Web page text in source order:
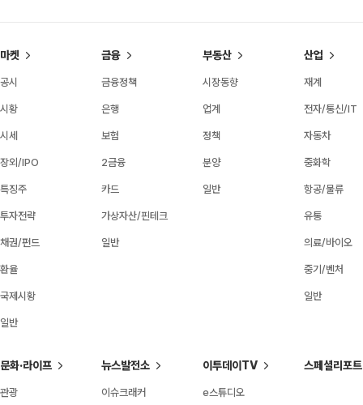
마켓
공시
시황
시세
장외/IPO
특징주
투자전략
채권/펀드
환율
국제시황
일반
금융
금융정책
은행
보험
2금융
카드
가상자산/핀테크
일반
부동산
시장동향
업계
정책
분양
일반
산업
재계
전자/통신/IT
자동차
중화학
항공/물류
유통
의료/바이오
중기/벤처
일반
문화·라이프
관광
뉴스발전소
이슈크래커
이투데이TV
e스튜디오
스페셜리포트